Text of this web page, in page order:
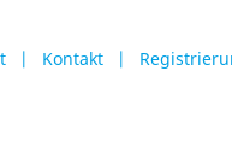
Kontakt